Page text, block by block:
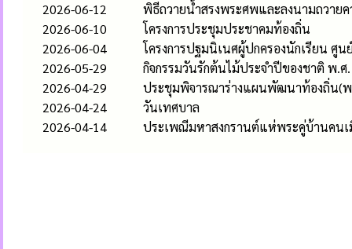
2026-06-12
พิธีถวายน้ำสรงพระศพและลงนามถวาย
2026-06-10
โครงการประชุมประชาคมท้องถิ่น
2026-06-04
โครงการปฐมนิเนศผู้ปกครองนักเรียน ศู
2026-05-29
กิจกรรมวันรักต้นไม้ประจำปีของชาติ พ.ศ
2026-04-29
ประชุมพิจารณาร่างแผนพัฒนาท้องถิ่น
2026-04-24
วันเทศบาล
2026-04-14
ประเพณีมหาสงกรานต์แห่พระคู่บ้านคน